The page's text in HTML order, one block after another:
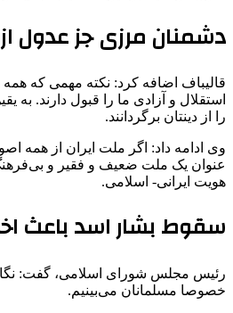
دشمنان مرزی جز عدول
قالیباف اضافه کرد: نکته مهمی که
استقلال و آزادی ما را قبول دارند.
را از دینتان برگردانند.
وی ادامه داد: اگر ملت ایران از همه
عنوان یک ملت ضعیف و فقیر و بی‌فرهنگ
هویت ایرانی- اسلامی.
سقوط بشار اسد باعث
رئیس مجلس شورای اسلامی، گفت: نگاه
خصوصا مسلمانان می‌بینیم.